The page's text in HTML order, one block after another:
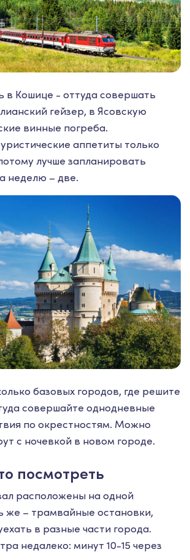
в Кошице - оттуда совершать
гейзер, в Ясовскую
винные погреба.
аппетиты только
лучше запланировать
неделю – две.
базовых городов, где решите
совершайте однодневные
по окрестностям. Можно
с ночевкой в новом городе.
посмотреть
расположены на одной
же – трамвайные остановки,
в разные части города.
недалеко: минут 10-15 через